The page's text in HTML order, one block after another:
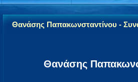
Θανάσης Παπακωνσταντίνου -
Θανάσης